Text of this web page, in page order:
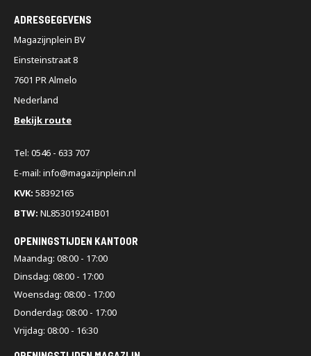
ADRESGEGEVENS
Magazijnplein BV
Einsteinstraat 8
7601 PR Almelo
Nederland
Bekijk route
Tel: 0546 - 633 707
E-mail: info@magazijnplein.nl
KVK: 58392165
BTW: NL853019241B01
OPENINGSTIJDEN KANTOOR
Maandag: 08:00 - 17:00
Dinsdag: 08:00 - 17:00
Woensdag: 08:00 - 17:00
Donderdag: 08:00 - 17:00
Vrijdag: 08:00 - 16:30